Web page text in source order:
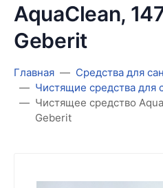
AquaClean,
Geberit
Главная
Средства для
Чистящие средства для
Чистящее средство
Geberit